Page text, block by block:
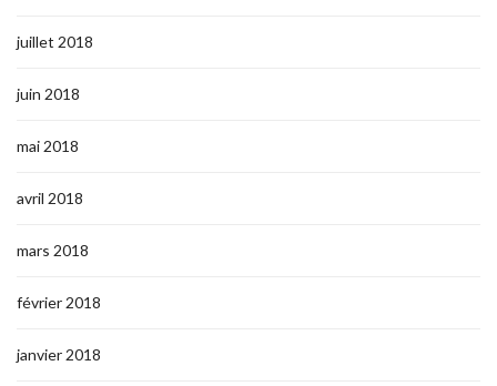
juillet 2018
juin 2018
mai 2018
avril 2018
mars 2018
février 2018
janvier 2018